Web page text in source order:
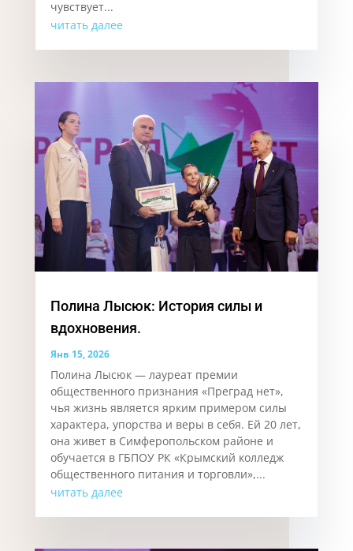
чувствует...
читать далее
Полина Лысюк: История силы и
вдохновения.
Янв 15, 2026
Полина Лысюк — лауреат премии
общественного признания «Преград нет»,
чья жизнь является ярким примером силы
характера, упорства и веры в себя. Ей 20 лет,
она живет в Симферопольском районе и
обучается в ГБПОУ РК «Крымский колледж
общественного питания и торговли»,...
читать далее